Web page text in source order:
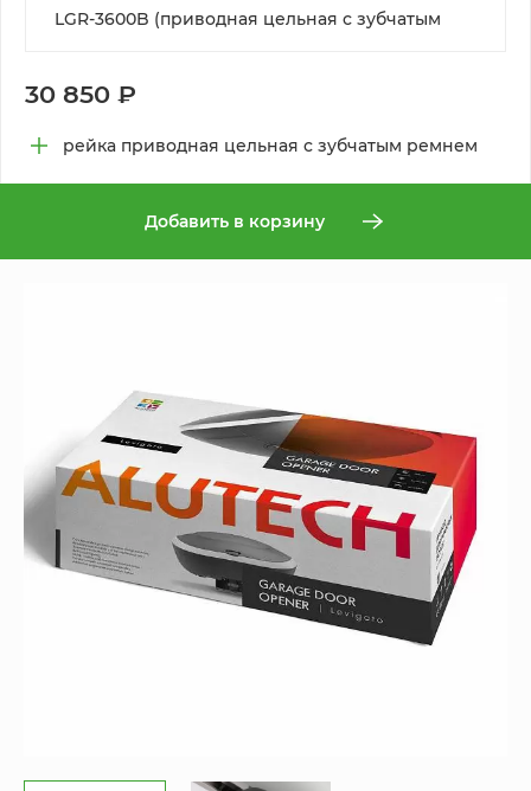
30 850 ₽
рейка приводная цельная с зубчатым ремнем
Добавить в корзину